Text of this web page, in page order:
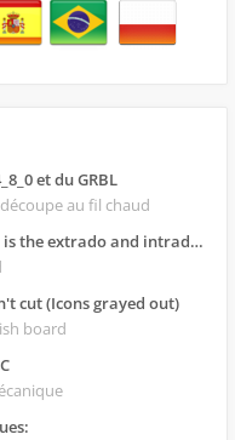
et du GRBL
au fil chaud
the extrado and intrado?
cut (Icons grayed out)
board